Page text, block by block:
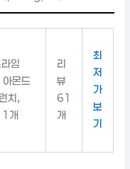
임
몬드
치,
개
리
뷰
61
개
최
저
가
보
기